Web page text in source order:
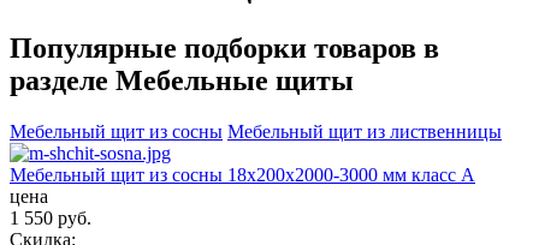
Популярные подборки товаров в
разделе Мебельные щиты
Мебельный щит из сосны Мебельный щит из лиственницы
Мебельный щит из сосны 18х200х2000-3000 мм класс А
цена
1 550 руб.
Скидка: